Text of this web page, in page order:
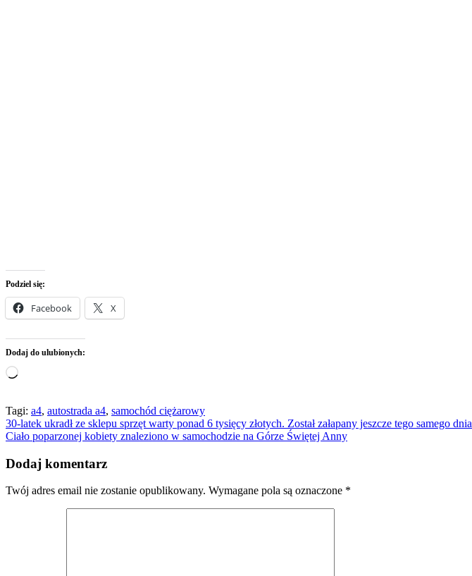
Podziel się:
Facebook X
Dodaj do ulubionych:
Wczytywanie…
Tagi: a4, autostrada a4, samochód ciężarowy
Nawigacja
wpisu
30-latek ukradł ze sklepu sprzęt warty ponad 6 tysięcy złotych. Został załapany jeszcze tego samego dnia
Ciało poparzonej kobiety znaleziono w samochodzie na Górze Świętej Anny
Dodaj komentarz
Twój adres email nie zostanie opublikowany. Wymagane pola są oznaczone *